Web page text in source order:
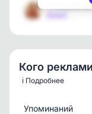
Стильное
Кого
ℹ️ Подробнее
Упоминаний